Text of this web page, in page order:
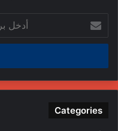
بريدك
الإلكتروني
Categories